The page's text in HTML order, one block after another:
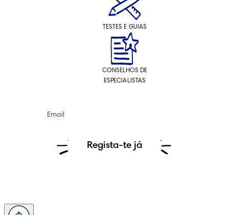
TESTES E GUIAS
CONSELHOS DE
ESPECIALISTAS
Email
Regista-te já